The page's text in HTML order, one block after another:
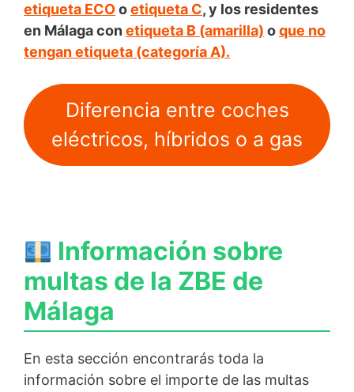
etiqueta ECOoetiqueta C, y los residentes
en Málaga conetiqueta B (amarilla) oque no
tengan etiqueta (categoría A).
Diferencia entre coches
eléctricos, híbridos o a gas
Información sobre
multas de la ZBE de
Málaga
En esta sección encontrarás toda la
información sobre el importe de las multas